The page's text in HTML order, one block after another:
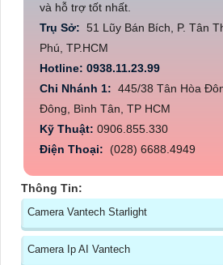
và hỗ trợ tốt nhất.
Trụ Sở: 51 Lũy Bán Bích, P. Tân
Phú, TP.HCM
Hotline: 0938.11.23.99
Chi Nhánh 1: 445/38 Tân Hòa
Đông, Bình Tân, TP HCM
Kỹ Thuật: 0906.855.330
Điện Thoại: (028) 6688.4949
Thông Tin:
Camera Vantech Starlight
Camera Ip AI Vantech